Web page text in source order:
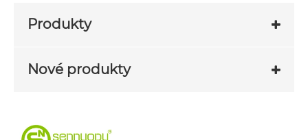
Produkty
Nové produkty